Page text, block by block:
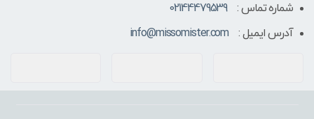
شماره تماس :
02144479539
آدرس ایمیل :
info@missomister.com